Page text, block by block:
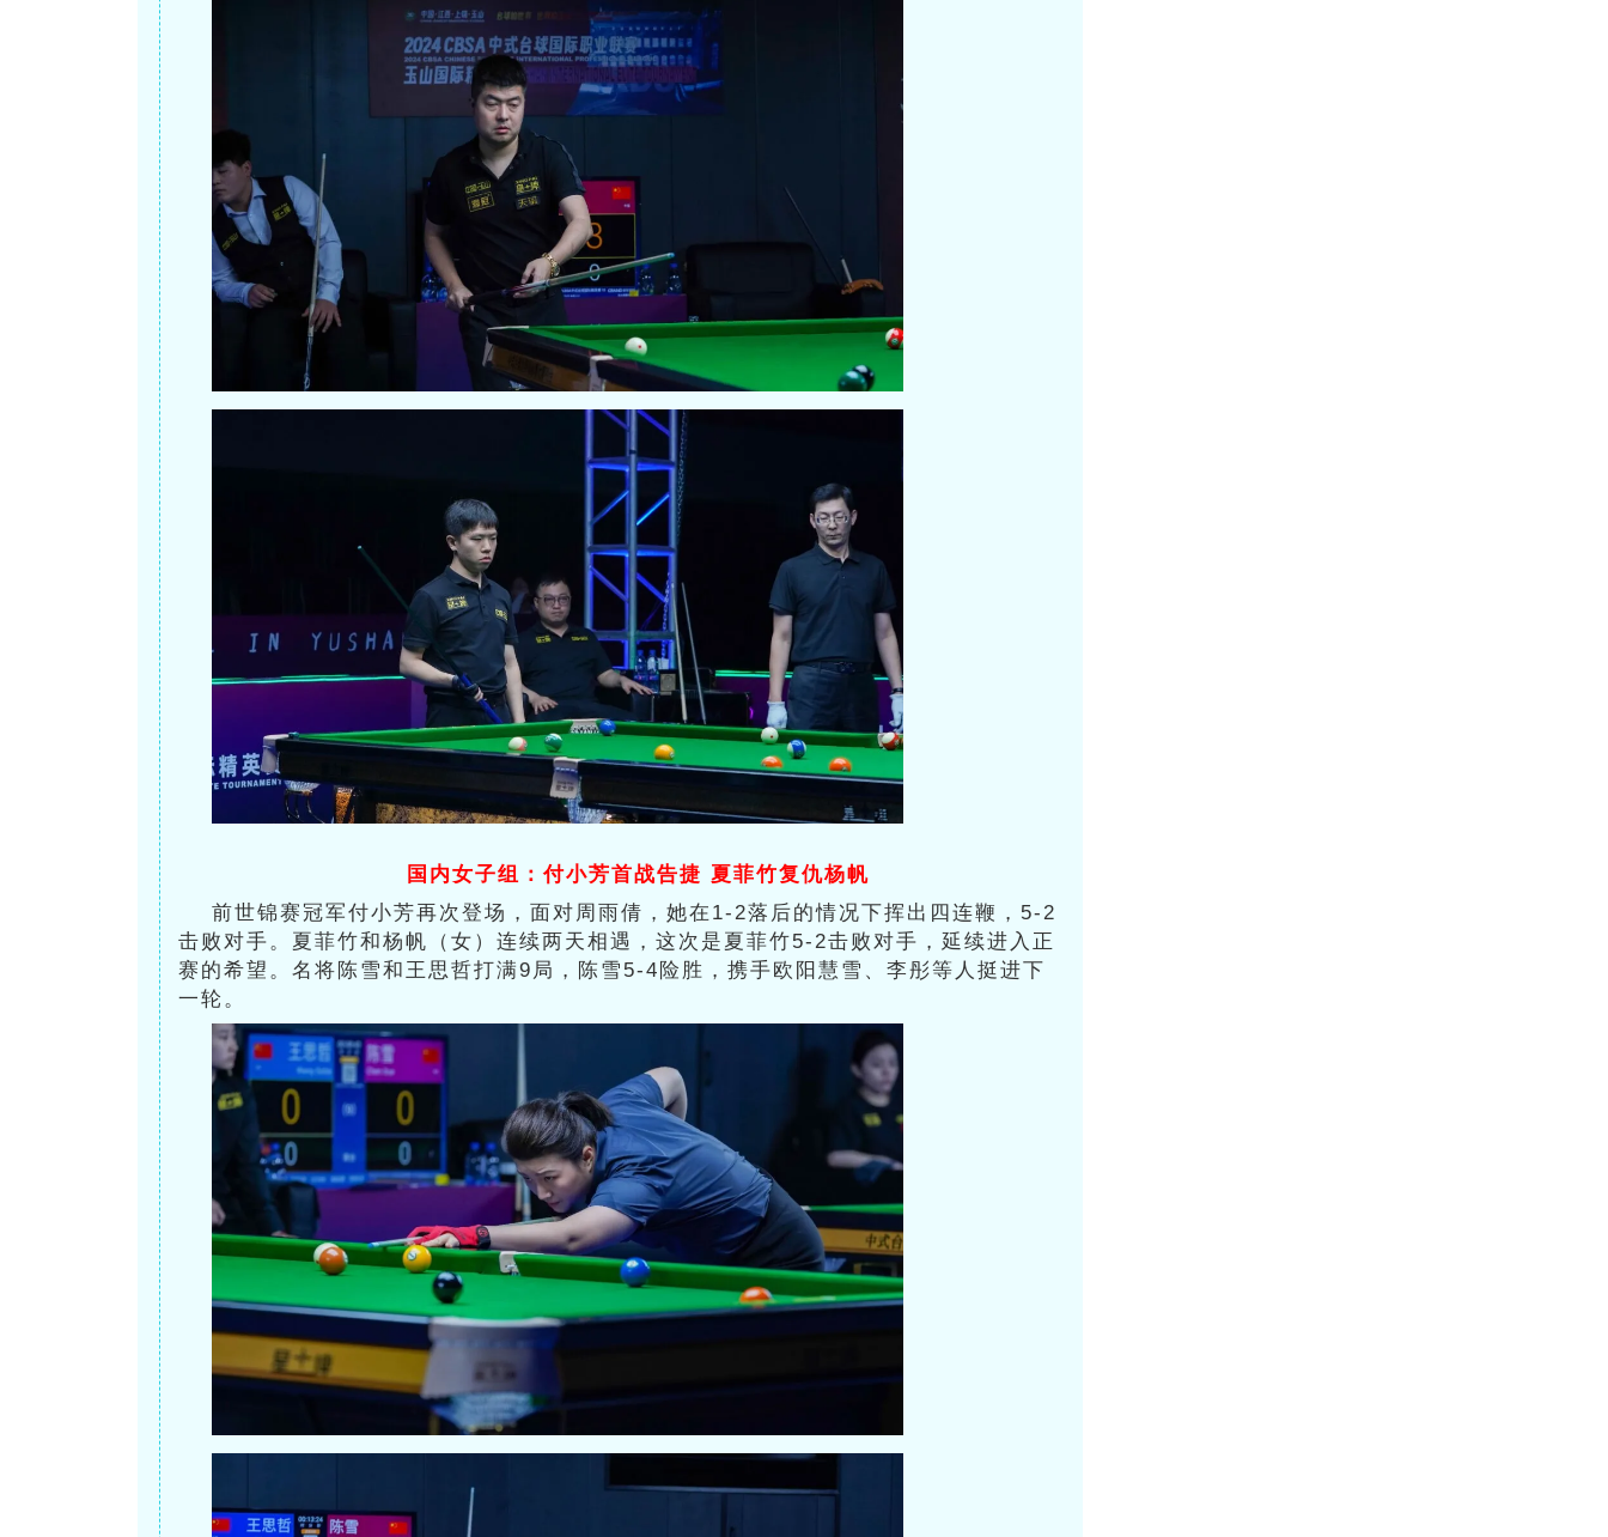
国内女子组：付小芳首战告捷 夏菲竹复仇杨帆
前世锦赛冠军付小芳再次登场，面对周雨倩，她在1-2落后的情况下挥出四连鞭，5-2
击败对手。夏菲竹和杨帆（女）连续两天相遇，这次是夏菲竹5-2击败对手，延续进入正
赛的希望。名将陈雪和王思哲打满9局，陈雪5-4险胜，携手欧阳慧雪、李彤等人挺进下
一轮。